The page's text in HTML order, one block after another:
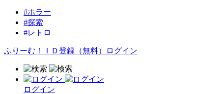
#ホラー
#探索
#レトロ
ふりーむ！ＩＤ登録（無料） ログイン
ログイン